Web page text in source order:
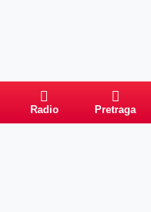
Radio Pretraga